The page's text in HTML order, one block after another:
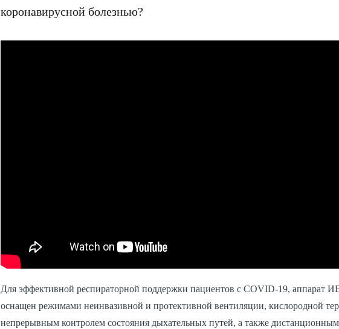
коронавирусной болезнью?
Для эффективной респираторной поддержки пациентов с COVID-19, аппарат
оснащен режимами неинвазивной и протективной вентиляции, кислородной
непрерывным контролем состояния дыхательных путей, а также